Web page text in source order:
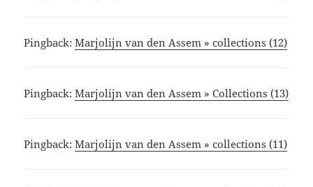
Pingback:Marjolijn van den Assem » collections (12)
Pingback:Marjolijn van den Assem » Collections (13)
Pingback:Marjolijn van den Assem » collections (11)